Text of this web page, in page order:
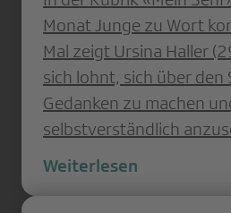
Monat Junge zu Wort
Mal zeigt Ursina Haller
sich lohnt, sich über den
Gedanken zu machen
selbstverständlich
Weiterlesen